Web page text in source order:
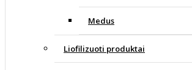
Medus
Liofilizuoti produktai